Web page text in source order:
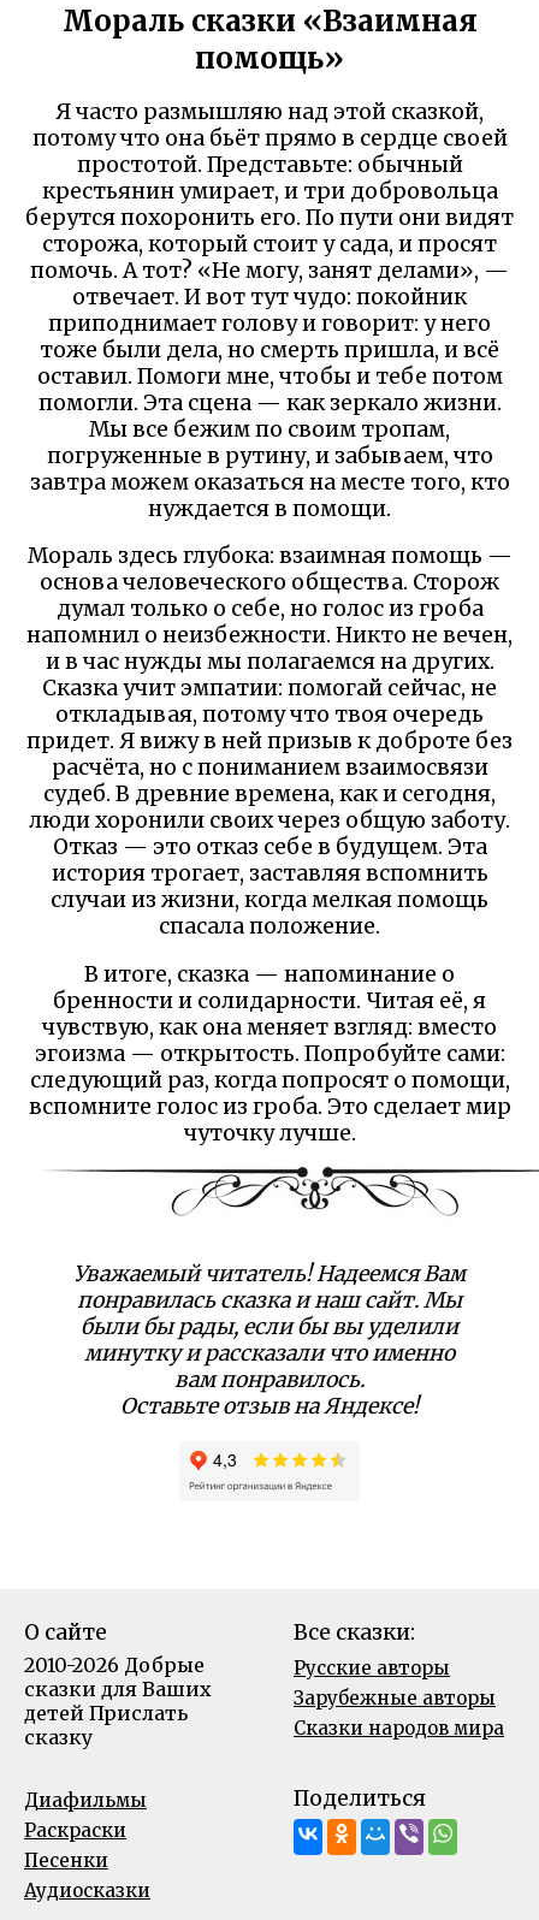
Мораль сказки «Взаимная
помощь»
Я часто размышляю над этой сказкой,
потому что она бьёт прямо в сердце своей
простотой. Представьте: обычный
крестьянин умирает, и три добровольца
берутся похоронить его. По пути они видят
сторожа, который стоит у сада, и просят
помочь. А тот? «Не могу, занят делами», —
отвечает. И вот тут чудо: покойник
приподнимает голову и говорит: у него
тоже были дела, но смерть пришла, и всё
оставил. Помоги мне, чтобы и тебе потом
помогли. Эта сцена — как зеркало жизни.
Мы все бежим по своим тропам,
погруженные в рутину, и забываем, что
завтра можем оказаться на месте того, кто
нуждается в помощи.
Мораль здесь глубока: взаимная помощь —
основа человеческого общества. Сторож
думал только о себе, но голос из гроба
напомнил о неизбежности. Никто не вечен,
и в час нужды мы полагаемся на других.
Сказка учит эмпатии: помогай сейчас, не
откладывая, потому что твоя очередь
придет. Я вижу в ней призыв к доброте без
расчёта, но с пониманием взаимосвязи
судеб. В древние времена, как и сегодня,
люди хоронили своих через общую заботу.
Отказ — это отказ себе в будущем. Эта
история трогает, заставляя вспомнить
случаи из жизни, когда мелкая помощь
спасала положение.
В итоге, сказка — напоминание о
бренности и солидарности. Читая её, я
чувствую, как она меняет взгляд: вместо
эгоизма — открытость. Попробуйте сами:
следующий раз, когда попросят о помощи,
вспомните голос из гроба. Это сделает мир
чуточку лучше.
Уважаемый читатель! Надеемся Вам
понравилась сказка и наш сайт. Мы
были бы рады, если бы вы уделили
минутку и рассказали что именно
вам понравилось.
Оставьте отзыв на Яндексе!
О сайте
2010-2026 Добрые
сказки для Ваших
детей Прислать
сказку
Все сказки:
Русские авторы
Зарубежные авторы
Сказки народов мира
Диафильмы
Раскраски
Песенки
Аудиосказки
Поделиться